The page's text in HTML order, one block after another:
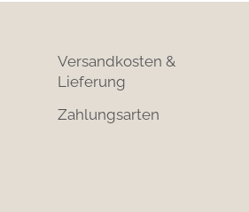
Versandkosten &
Lieferung
Zahlungsarten